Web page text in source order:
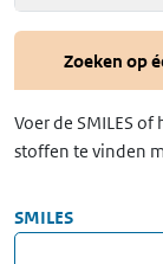
Zoeken op
Voer de SMILES
stoffen te vinden
SMILES